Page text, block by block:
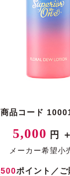
商品コード
5,000 円
メーカー希望小
500ポイント／ご